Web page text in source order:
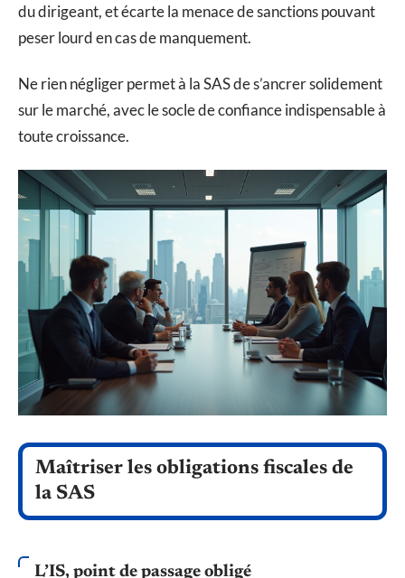
du dirigeant, et écarte la menace de sanctions pouvant
peser lourd en cas de manquement.
Ne rien négliger permet à la SAS de s’ancrer solidement
sur le marché, avec le socle de confiance indispensable à
toute croissance.
Maîtriser les obligations fiscales de
la SAS
L’IS, point de passage obligé